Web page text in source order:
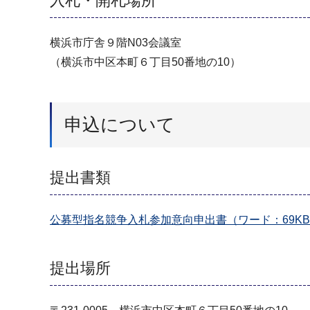
横浜市庁舎９階N03会議室
（横浜市中区本町６丁目50番地の10）
申込について
提出書類
公募型指名競争入札参加意向申出書（ワード：
提出場所